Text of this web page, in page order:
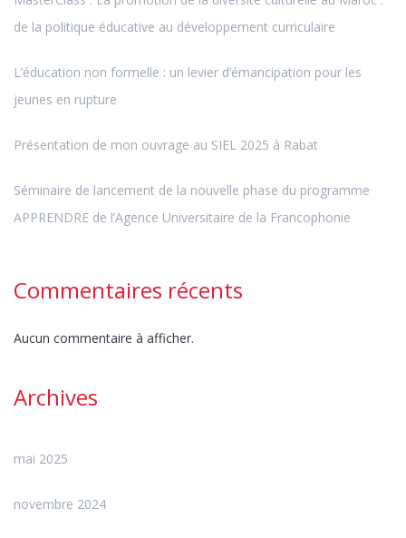
de la politique éducative au développement curriculaire
L’éducation non formelle : un levier d’émancipation pour les
jeunes en rupture
Présentation de mon ouvrage au SIEL 2025 à Rabat
Séminaire de lancement de la nouvelle phase du programme
APPRENDRE de l’Agence Universitaire de la Francophonie
Commentaires récents
Aucun commentaire à afficher.
Archives
mai 2025
novembre 2024